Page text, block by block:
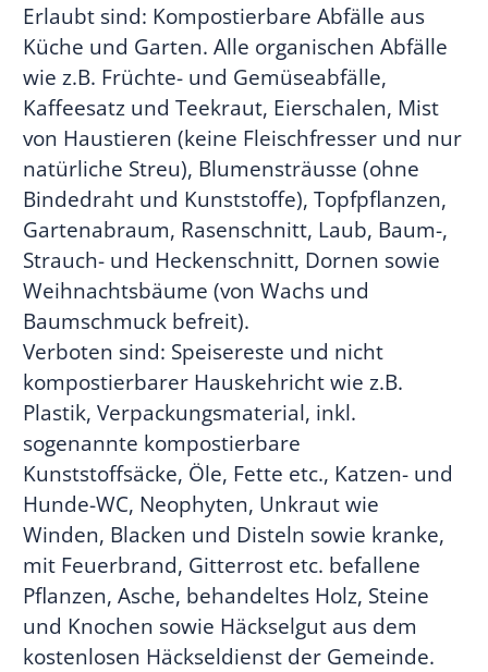
Erlaubt sind: Kompostierbare Abfälle aus
Küche und Garten. Alle organischen Abfälle
wie z.B. Früchte- und Gemüseabfälle,
Kaffeesatz und Teekraut, Eierschalen, Mist
von Haustieren (keine Fleischfresser und nur
natürliche Streu), Blumensträusse (ohne
Bindedraht und Kunststoffe), Topfpflanzen,
Gartenabraum, Rasenschnitt, Laub, Baum-,
Strauch- und Heckenschnitt, Dornen sowie
Weihnachtsbäume (von Wachs und
Baumschmuck befreit).
Verboten sind: Speisereste und nicht
kompostierbarer Hauskehricht wie z.B.
Plastik, Verpackungsmaterial, inkl.
sogenannte kompostierbare
Kunststoffsäcke, Öle, Fette etc., Katzen- und
Hunde-WC, Neophyten, Unkraut wie
Winden, Blacken und Disteln sowie kranke,
mit Feuerbrand, Gitterrost etc. befallene
Pflanzen, Asche, behandeltes Holz, Steine
und Knochen sowie Häckselgut aus dem
kostenlosen Häckseldienst der Gemeinde.